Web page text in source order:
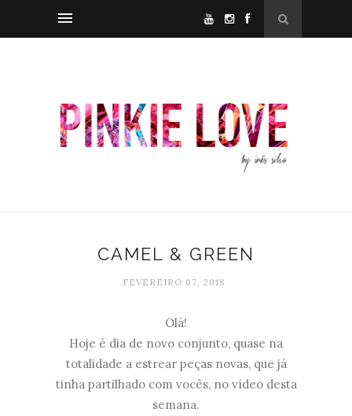
CAMEL & GREEN
FEVEREIRO 07, 2018
Olá!
Hoje é dia de novo conjunto, quase na
totalidade a estrear peças novas, que já
tinha partilhado com vocês, no vídeo desta
semana.